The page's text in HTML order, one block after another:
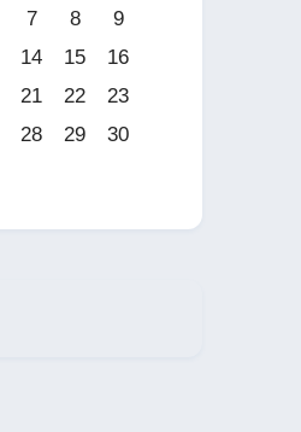
7 8
9
14 15
16
21 22
23
28 29
30